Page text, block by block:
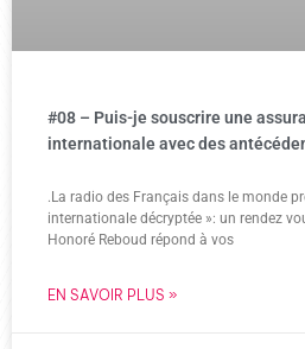
#08 – Puis-je souscrire une
internationale avec des
.La radio des Français dans le monde
internationale décryptée »: un rendez
Honoré Reboud répond à vos
EN SAVOIR PLUS »